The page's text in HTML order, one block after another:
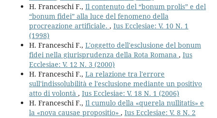
H. Franceschi F., Il contenuto del “bonum prolis” e del
“bonum fidei” alla luce del fenomeno della
procreazione artificiale. , Ius Ecclesiae: V. 10 N. 1
(1998)
H. Franceschi F., L'oggetto dell'esclusione del bonum
fidei nella giurisprudenza della Rota Romana , Ius
Ecclesiae: V. 12 N. 3 (2000)
H. Franceschi F., La relazione tra l'errore
sull'indissolubilità e l'esclusione mediante un positivo
atto di volontà , Ius Ecclesiae: V. 18 N. 1 (2006)
H. Franceschi F., Il cumulo della «querela nullitatis» e
la «nova causae propositio» , Ius Ecclesiae: V. 8 N. 2